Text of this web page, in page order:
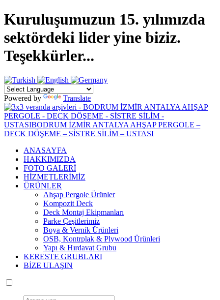
Kuruluşumuzun 15. yılımızda
sektördeki lider yine biziz.
Teşekkürler...
Powered by Translate
ANASAYFA
HAKKIMIZDA
FOTO GALERİ
HİZMETLERİMİZ
ÜRÜNLER
Ahşap Pergole Ürünler
Kompozit Deck
Deck Montaj Ekipmanları
Parke Çeşitlerimiz
Boya & Vernik Ürünleri
OSB, Kontrplak & Plywood Ürünleri
Yapı & Hırdavat Grubu
KERESTE GRUBLARI
BİZE ULAŞIN